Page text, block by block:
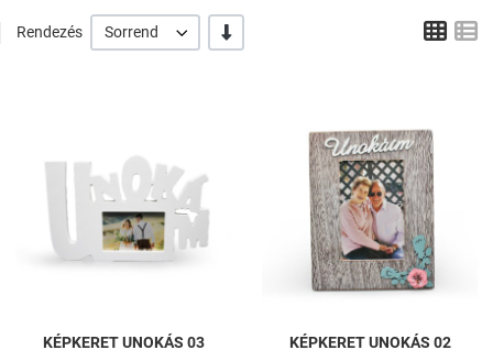
Rendezés Sorrend -/+ Grid
Összehasonlítás
Gyors nézet
KÉPKERET UNOKÁS 03
KÉPKERET UNOKÁS 02